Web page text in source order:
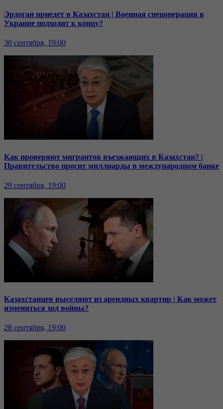
Эрдоган приедет в Казахстан | Военная спецоперация в
Украине подходит к концу?
30 сентября, 19:00
Как проверяют мигрантов въезжающих в Казахстан? |
Правительство просит миллиарды в международном банке
29 сентября, 19:00
Казахстанцев выселяют из арендных квартир | Как может
измениться ход войны?
28 сентября, 19:00